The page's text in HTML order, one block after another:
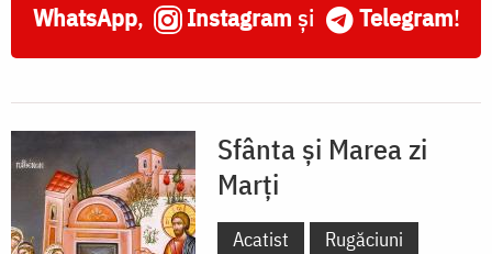
WhatsApp, Instagram și Telegram!
Sfânta și Marea zi
Marți
Acatist
Rugăciuni